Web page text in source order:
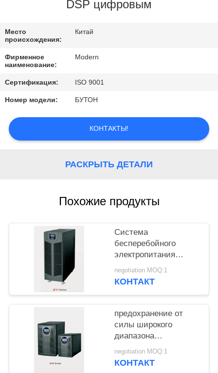
КАЧЕСТВА
СВЯЖИТЕСЬ
МЫ
СПРОСИТЕ
ЦИТАТУ
COMPANY
NEWS
DSP цифровым
Место
происхождения:
Китай
Фирменное
наименование:
Modern
Сертификация: ISO 9001
Номер модели: БУТОН
КОНТАКТЫ!
РАСКРЫТЬ ДЕТАЛИ
Похожие продукты
Система
бесперебойного
электропитания
двойного
преобразования
negotiation MOQ:1
КОНТАКТ
предохранение от
силы широкого
диапазона
электропитания 1КВА
2КВА 3КВА
negotiation MOQ:1
КОНТАКТ